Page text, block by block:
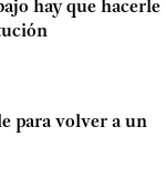
hay que hacerle
para volver a un